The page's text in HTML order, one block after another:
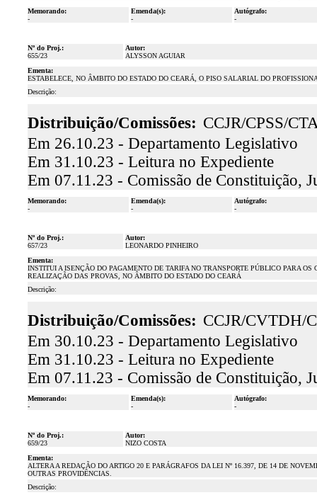
Memorando:
-
Emenda(s):
-
Autógrafo:
-
Nº do Proj.:
655/23
Autor:
ALYSSON AGUIAR
Ementa:
ESTABELECE, NO ÂMBITO DO ESTADO DO CEARÁ, O PISO SALARIAL DO
Descrição:
Distribuição/Comissões: CCJR/CPSS/
Em 26.10.23 - Departamento Legislativo
Em 31.10.23 - Leitura no Expediente
Em 07.11.23 - Comissão de Constituição,
Memorando:
-
Emenda(s):
-
Autógrafo:
-
Nº do Proj.:
657/23
Autor:
LEONARDO PINHEIRO
Ementa:
INSTITUI A ISENÇÃO DO PAGAMENTO DE TARIFA NO TRANSPORTE PÚBLICO PARA
REALIZAÇÃO DAS PROVAS, NO ÂMBITO DO ESTADO DO CEARÁ
Descrição:
Distribuição/Comissões: CCJR/CVTDH/
Em 30.10.23 - Departamento Legislativo
Em 31.10.23 - Leitura no Expediente
Em 07.11.23 - Comissão de Constituição,
Memorando:
-
Emenda(s):
-
Autógrafo:
-
Nº do Proj.:
659/23
Autor:
NIZO COSTA
Ementa:
ALTERA A REDAÇÃO DO ARTIGO 20 E PARÁGRAFOS DA LEI Nº 16.397, DE 14 DE
OUTRAS PROVIDÊNCIAS.
Descrição: